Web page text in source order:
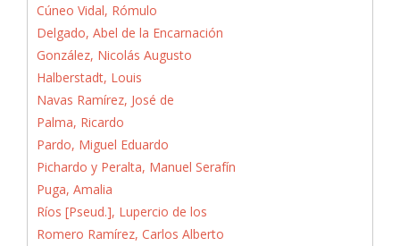
Cúneo Vidal, Rómulo
Delgado, Abel de la Encarnación
González, Nicolás Augusto
Halberstadt, Louis
Navas Ramírez, José de
Palma, Ricardo
Pardo, Miguel Eduardo
Pichardo y Peralta, Manuel Serafín
Puga, Amalia
Ríos [Pseud.], Lupercio de los
Romero Ramírez, Carlos Alberto